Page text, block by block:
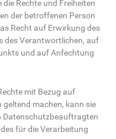
Rechte und Freiheiten
der betroffenen Person
Recht auf Erwirkung des
des Verantwortlichen, auf
und auf Anfechtung
mit Bezug auf
machen, kann sie
Datenschutzbeauftragten
für die Verarbeitung